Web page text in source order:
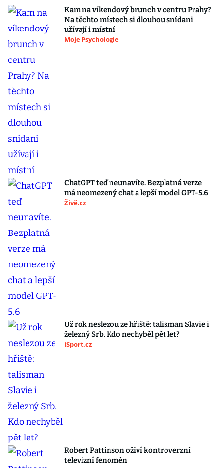
Kam na víkendový brunch v centru Prahy?
Na těchto místech si dlouhou snídani
užívají i místní
Moje Psychologie
ChatGPT teď neunavíte. Bezplatná verze
má neomezený chat a lepší model GPT-5.6
Živě.cz
Už rok neslezou ze hřiště: talisman Slavie i
železný Srb. Kdo nechyběl pět let?
iSport.cz
Robert Pattinson oživí kontroverzní
televizní fenomén